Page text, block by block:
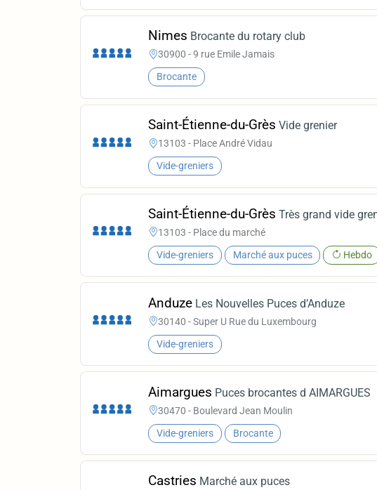
Nimes Brocante du rotary club
30900 - 9 rue Emile Jamais
Brocante
Saint-Étienne-du-Grès Vide grenier
13103 - Place André Vidau
Vide-greniers
Saint-Étienne-du-Grès Très grand vide
13103 - Place du marché
Vide-greniers Marché aux puces Hebdo
Anduze Les Nouvelles Puces d’Anduze
30140 - Super U Rue du Luxembourg
Vide-greniers
Aimargues Puces brocantes d AIMARGUES
30470 - Boulevard Jean Moulin
Vide-greniers Brocante
Castries Marché aux puces